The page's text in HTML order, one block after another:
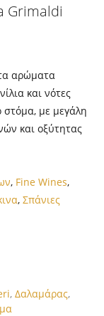
Grimaldi
αρώματα
και νότες
στόμα, με μεγάλη
και οξύτητας
, Fine Wines,
, Σπάνιες
, Δαλαμάρας,